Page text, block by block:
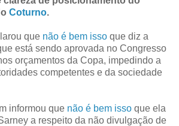
Coturno.
que não é bem isso que diz a
está sendo aprovada no Congresso
orçamentos da Copa, impedindo a
competentes e da sociedade
informou que não é bem isso que ela
a respeito da não divulgação de